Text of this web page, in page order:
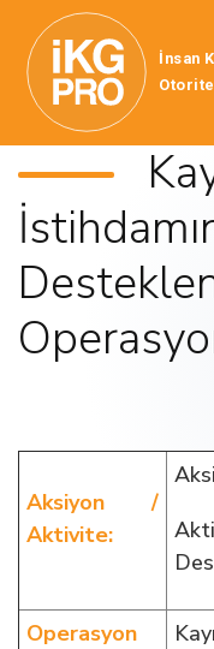
İnsan
Aksiyon /
Aktivite:
Operasyon